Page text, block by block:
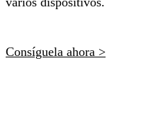
Consíguela ahora >